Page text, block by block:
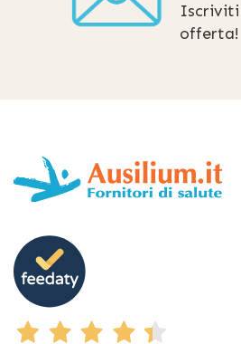
Iscriviti
offerta!